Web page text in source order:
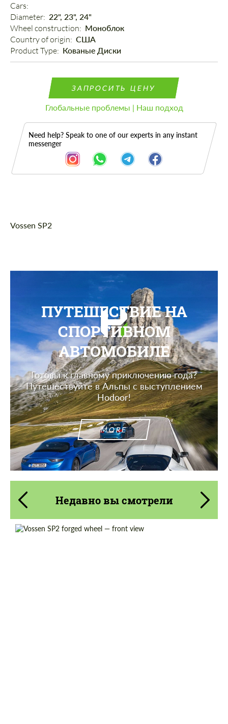
Cars:
Diameter: 22", 23", 24"
Wheel construction: Моноблок
Country of origin: США
Product Type: Кованые Диски
ЗАПРОСИТЬ ЦЕНУ
Глобальные проблемы | Наш подход
Need help? Speak to one of our experts in any instant
messenger
Описание
Vossen SP2
ПУТЕШЕСТВИЕ НА
СПОРТИВНОМ
АВТОМОБИЛЕ
Готовы к главному приключению года?
Путешествуйте в Альпы с выступлением
Hodoor!
MORE
Недавно вы смотрели